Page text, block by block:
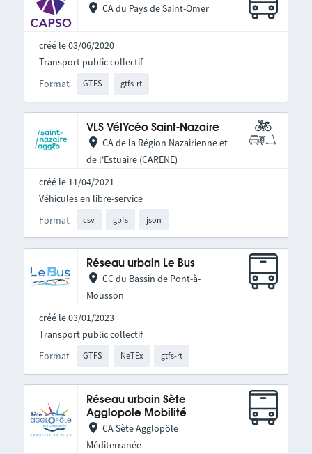
CA du Pays de Saint-Omer
créé le 03/06/2020
Format GTFS gtfs-rt
Transport public collectif
VLS VélYcéo Saint-Nazaire
CA de la Région Nazairienne et
de l'Estuaire (CARENE)
créé le 11/04/2021
Format csv gbfs json
Véhicules en libre-service
Réseau urbain Le Bus
CC du Bassin de Pont-à-
Mousson
créé le 03/01/2023
Format GTFS NeTEx gtfs-rt
Transport public collectif
Réseau urbain Sète
Agglopole Mobilité
CA Sète Agglopôle
Méditerranée